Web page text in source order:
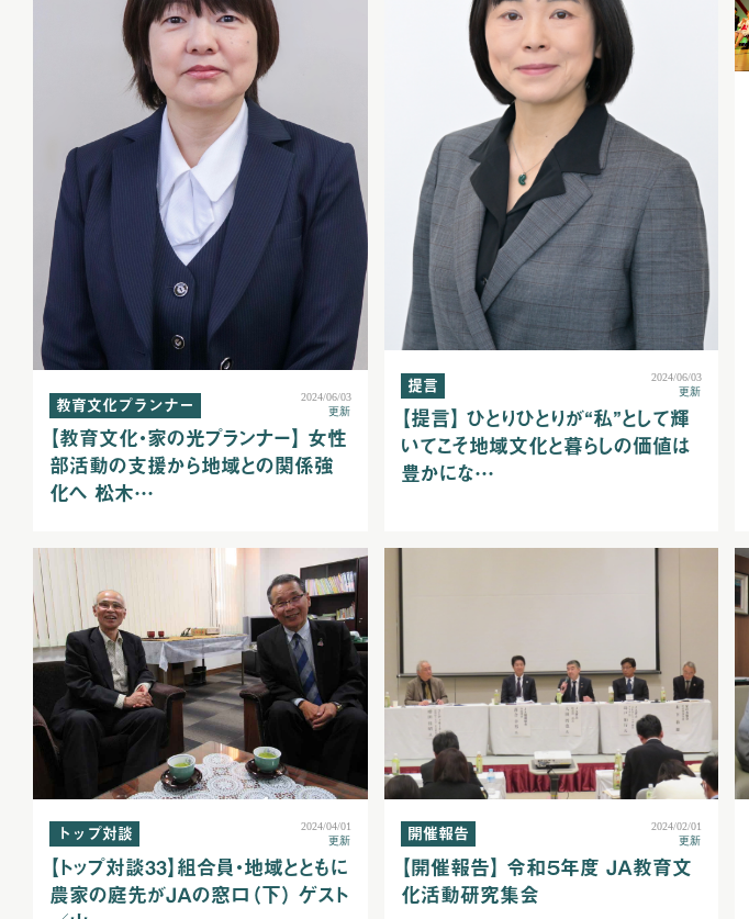
教育文化プランナー
2024/06/03
更新
【教育文化・家の光プランナー】 女性
部活動の支援から地域との関係強
化へ 松木…
提言
2024/06/03
更新
【提言】 ひとりひとりが“私”として輝
いてこそ地域文化と暮らしの価値は
豊かにな…
トップ対談
2024/04/01
更新
【トップ対談33】組合員・地域とともに
農家の庭先がＪＡの窓口（下） ゲスト
開催報告
2024/02/01
更新
【開催報告】 令和５年度 ＪＡ教育文
化活動研究集会